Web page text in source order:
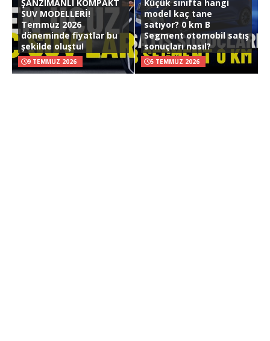
ŞANZIMANLI KOMPAKT
SUV MODELLERİ!
Temmuz 2026
döneminde fiyatlar bu
şekilde oluştu!
9 TEMMUZ 2026
Küçük sınıfta hangi
model kaç tane
satıyor? 0 km B
Segment otomobil satış
sonuçları nasıl?
5 TEMMUZ 2026